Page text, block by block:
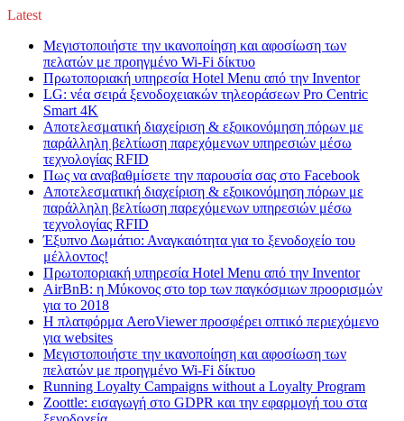
Latest
Μεγιστοποιήστε την ικανοποίηση και αφοσίωση των
πελατών με προηγμένο Wi-Fi δίκτυο
Πρωτοποριακή υπηρεσία Hotel Menu από την Inventor
LG: νέα σειρά ξενοδοχειακών τηλεοράσεων Pro Centric
Smart 4K
Αποτελεσματική διαχείριση & εξοικονόμηση πόρων με
παράλληλη βελτίωση παρεχόμενων υπηρεσιών μέσω
τεχνολογίας RFID
Πως να αναβαθμίσετε την παρουσία σας στο Facebook
Αποτελεσματική διαχείριση & εξοικονόμηση πόρων με
παράλληλη βελτίωση παρεχόμενων υπηρεσιών μέσω
τεχνολογίας RFID
Έξυπνο Δωμάτιο: Αναγκαιότητα για το ξενοδοχείο του
μέλλοντος!
Πρωτοποριακή υπηρεσία Hotel Menu από την Inventor
AirBnB: η Μύκονος στο top των παγκόσμιων προορισμών
για το 2018
Η πλατφόρμα AeroViewer προσφέρει οπτικό περιεχόμενο
για websites
Μεγιστοποιήστε την ικανοποίηση και αφοσίωση των
πελατών με προηγμένο Wi-Fi δίκτυο
Running Loyalty Campaigns without a Loyalty Program
Zoottle: εισαγωγή στο GDPR και την εφαρμογή του στα